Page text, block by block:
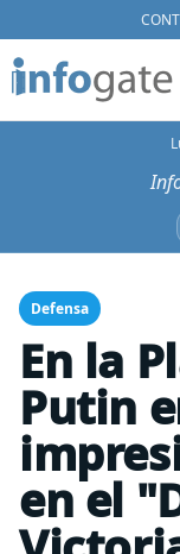
Defensa
En la
Putin
en el